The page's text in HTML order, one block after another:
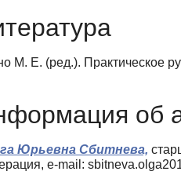
М. Е. (ред.). Практическое
об
Юрьевна Сбитнева,
e-mail: